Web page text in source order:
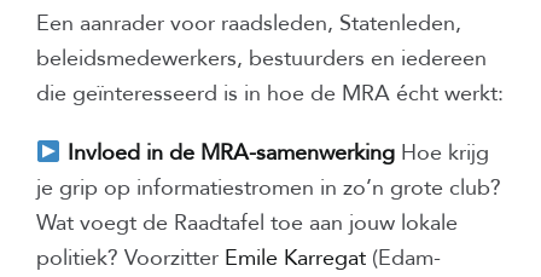
Een aanrader voor raadsleden, Statenleden,
beleidsmedewerkers, bestuurders en iedereen
die geïnteresseerd is in hoe de MRA écht werkt:
Invloed in de MRA-samenwerking Hoe krijg
je grip op informatiestromen in zo’n grote club?
Wat voegt de Raadtafel toe aan jouw lokale
politiek? Voorzitter Emile Karregat (Edam-